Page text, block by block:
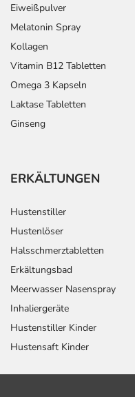
Eiweißpulver
Melatonin Spray
Kollagen
Vitamin B12 Tabletten
Omega 3 Kapseln
Laktase Tabletten
Ginseng
ERKÄLTUNGEN
Hustenstiller
Hustenlöser
Halsschmerztabletten
Erkältungsbad
Meerwasser Nasenspray
Inhaliergeräte
Hustenstiller Kinder
Hustensaft Kinder